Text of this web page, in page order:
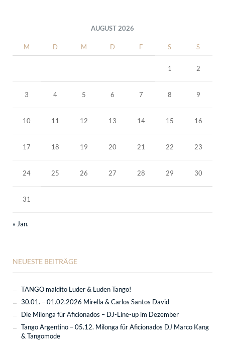
AUGUST 2026
M D M D F S S
1 2
3 4 5 6 7 8 9
10 11 12 13 14 15 16
17 18 19 20 21 22 23
24 25 26 27 28 29 30
31
« Jan.
NEUESTE BEITRÄGE
TANGO maldito Luder & Luden Tango!
30.01. – 01.02.2026 Mirella & Carlos Santos David
Die Milonga für Aficionados – DJ-Line-up im Dezember
Tango Argentino – 05.12. Milonga für Aficionados DJ Marco Kang
& Tangomode